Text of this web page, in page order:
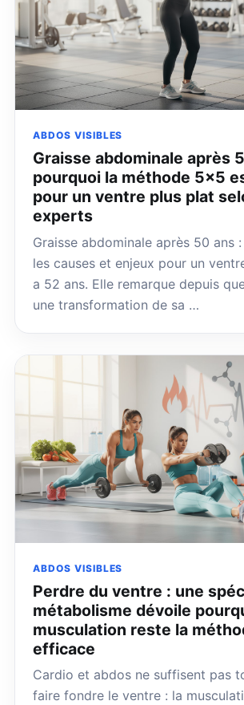
ABDOS VISIBLES
Graisse abdominale après
pourquoi la méthode 5×5
pour un ventre plus plat
experts
Graisse abdominale après 50 ans
les causes et enjeux pour un
a 52 ans. Elle remarque depuis
une transformation de sa …
ABDOS VISIBLES
Perdre du ventre : une
métabolisme dévoile
musculation reste la
efficace
Cardio et abdos ne suffisent pas
faire fondre le ventre : la